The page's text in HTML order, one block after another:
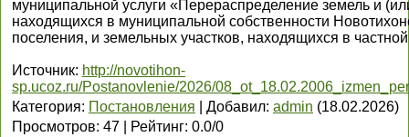
муниципальной услуги «Перераспределение земель и
находящихся в муниципальной собственности
поселения, и земельных участков, находящихся в
Источник: http://novotihon-
sp.ucoz.ru/Postanovlenie/2026/
Категория: Постановления Добавил: admin (18.02.2026)
Просмотров: 47 Рейтинг: 0.0/0